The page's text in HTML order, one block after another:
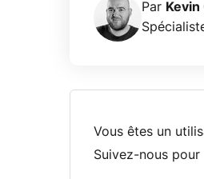
Par Kevin
Vous êtes un
Suivez-nous